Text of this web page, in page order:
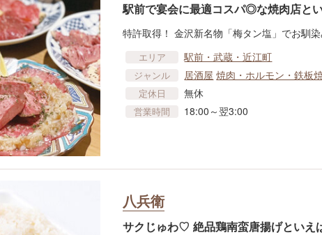
駅前で宴会に最適コスパ◎な焼肉店と
特許取得！ 金沢新名物「梅タン塩」でお馴
エリア 駅前・武蔵・近江町
ジャンル 居酒屋 焼肉・ホルモン・鉄板
定休日 無休
営業時間 18:00～翌3:00
八兵衛
サクじゅわ♡ 絶品鶏南蛮唐揚げとい